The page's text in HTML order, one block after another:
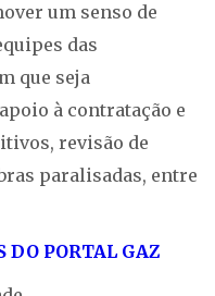
um senso de
das
que seja
à contratação e
revisão de
paralisadas, entre
PORTAL GAZ